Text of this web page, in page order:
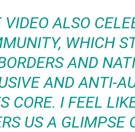
VIDEO ALSO
WHICH
AND
AND ANTI-
CORE. I FEEL
US A GLIMPSE